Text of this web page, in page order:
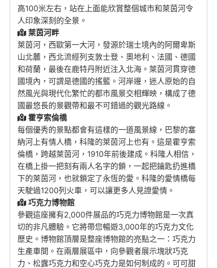
高100米左右，站在上面能欣賞整個城市和萊茵河令
人印象深刻的全景。
萊茵河畔
萊茵河，西歐第一大河，發源於瑞士境內的阿爾卑斯
山北麓，西北流經列支敦士登、奧地利、法國、德國
和荷蘭，最後在鹿特丹附近注入北海。萊茵河貫穿德
國境內，可謂是德國的搖籃。河岸邊，迷人原始的自
然風光與現代化繁忙的都市風景交相輝映，構成了德
國最悠長的景觀帶和最不可錯過的觀光路線。
霍亨索倫橋
每個優秀的景點都會有這樣的一道風景線，巴黎的塞
納河上有情人橋，科隆的萊茵河上也有。這是霍亨索
倫橋，跨越萊茵河，1910年前後建成。科隆人相信，
在橋上掛一把刻有兩人名字的鎖，一起把鑰匙扔進橋
下的萊茵河，也就鎖定了永恆的愛。科隆的愛情橋每
天駛過1200列火車，可以讓更多人見證愛情。
巧克力博物館
參觀這座擁有2,000件展品的巧克力博物館是一次真
切的非凡體驗。它將帶您暢遊3,000年的巧克力文化
歷史。博物館頂層是整座博物館的亮點之一：巧克力
生產車間。在兩層展區中，向參觀者展示塊狀巧克
力、松露巧克力和空心巧克力是如何制成的。可可甜